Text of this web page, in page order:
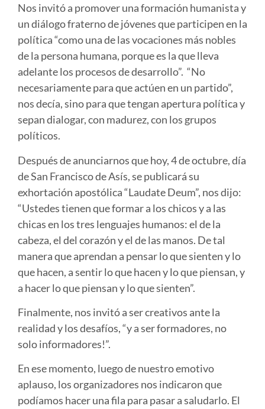
Nos invitó a promover una formación humanista y
un diálogo fraterno de jóvenes que participen en la
política “como una de las vocaciones más nobles
de la persona humana, porque es la que lleva
adelante los procesos de desarrollo”. “No
necesariamente para que actúen en un partido”,
nos decía, sino para que tengan apertura política y
sepan dialogar, con madurez, con los grupos
políticos.
Después de anunciarnos que hoy, 4 de octubre, día
de San Francisco de Asís, se publicará su
exhortación apostólica “Laudate Deum”, nos dijo:
“Ustedes tienen que formar a los chicos y a las
chicas en los tres lenguajes humanos: el de la
cabeza, el del corazón y el de las manos. De tal
manera que aprendan a pensar lo que sienten y lo
que hacen, a sentir lo que hacen y lo que piensan, y
a hacer lo que piensan y lo que sienten”.
Finalmente, nos invitó a ser creativos ante la
realidad y los desafíos, “y a ser formadores, no
solo informadores!”.
En ese momento, luego de nuestro emotivo
aplauso, los organizadores nos indicaron que
podíamos hacer una fila para pasar a saludarlo. El